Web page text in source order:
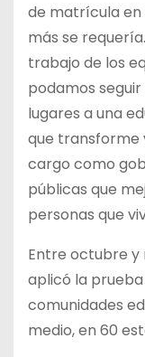
de matrícula en
más se
trabajo de los
podamos
lugares a una
que transforme
cargo como
públicas que
personas que
Entre octubre y
aplicó la prueba
comunidades
medio, en 60